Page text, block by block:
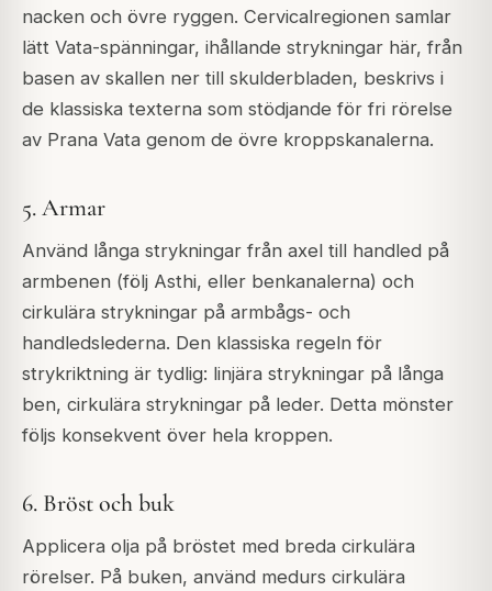
nacken och övre ryggen. Cervicalregionen samlar
lätt Vata-spänningar, ihållande strykningar här, från
basen av skallen ner till skulderbladen, beskrivs i
de klassiska texterna som stödjande för fri rörelse
av Prana Vata genom de övre kroppskanalerna.
5. Armar
Använd långa strykningar från axel till handled på
armbenen (följ Asthi, eller benkanalerna) och
cirkulära strykningar på armbågs- och
handledslederna. Den klassiska regeln för
strykriktning är tydlig: linjära strykningar på långa
ben, cirkulära strykningar på leder. Detta mönster
följs konsekvent över hela kroppen.
6. Bröst och buk
Applicera olja på bröstet med breda cirkulära
rörelser. På buken, använd medurs cirkulära